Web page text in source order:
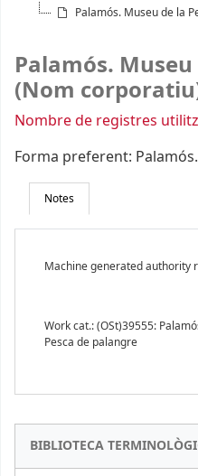
BIBLIOTECA
Palamós. Museu de la
Palamós. Museu
(Nom
Nombre de registres
Forma preferent:
Notes
Machine generated authority
Work cat.: (OSt)39555:
Pesca de palangre